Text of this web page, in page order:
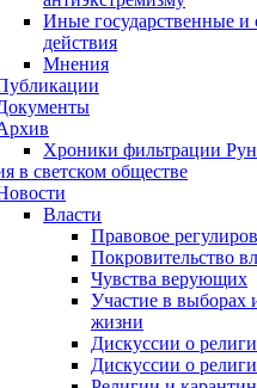
Иные государственные и
действия
Мнения
Хроники фильтрации
в светском обществе
Власти
Правовое
Покровительство
Чувства верующих
Участие в выборах
жизни
Дискуссии о
Дискуссии о